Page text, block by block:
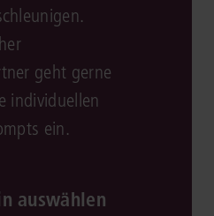
geht gerne
individuellen
ein.
auswählen